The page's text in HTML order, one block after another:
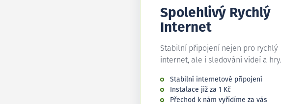
Spolehlivý Rychlý
Internet
Stabilní připojení nejen pro rychlý
internet, ale i sledování videí a hry.
Stabilní internetové připojení
Instalace již za 1 Kč
Přechod k nám vyřídíme za vás